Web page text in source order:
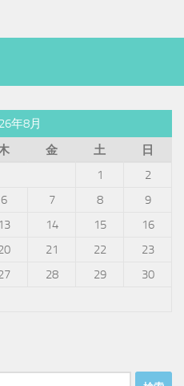
年8月
金 土
日
1
2
6 7 8
9
13 14 15
16
21 22
23
28 29
30